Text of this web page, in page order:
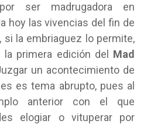
ser madrugadora en
hoy las vivencias del fin de
si la embriaguez lo permite,
primera edición del Mad
un acontecimiento de
es tema abrupto, pues al
anterior con el que
elogiar o vituperar por